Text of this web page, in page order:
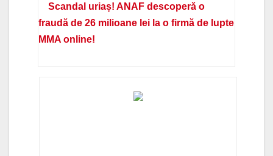
Scandal uriaș! ANAF descoperă o
fraudă de 26 milioane lei la o firmă de lupte
MMA online!